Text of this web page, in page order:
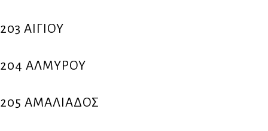
203 ΑΙΓΙΟΥ
204 ΑΛΜΥΡΟΥ
205 ΑΜΑΛΙΑΔΟΣ